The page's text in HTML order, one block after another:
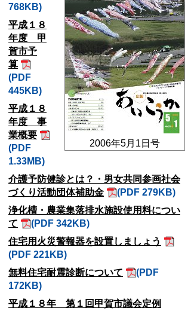
2006年5月1日号
768KB)
平成１８
年度 甲
賀市予
算
(PDF
445KB)
平成１８
年度 事
業概要
(PDF
1.33MB)
介護予防健診とは？・男女共同参画社会
づくり活動団体補助金
(PDF 279KB)
浄化槽・農業集落排水施設使用料につい
て
(PDF 342KB)
住宅用火災警報器を設置しましょう
(PDF 221KB)
無料住宅耐震診断について
(PDF
172KB)
平成１８年 第１回甲賀市議会定例